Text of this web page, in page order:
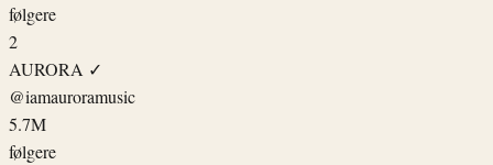
følgere
2
AURORA ✓
@iamauroramusic
5.7M
følgere